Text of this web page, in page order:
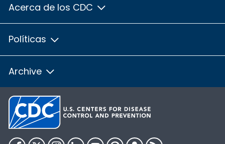
Acerca de los CDC
Políticas
Archive